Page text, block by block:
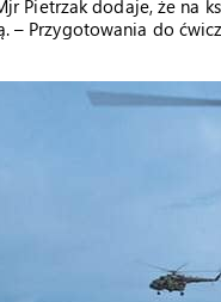
Pietrzak dodaje, że na
– Przygotowania do